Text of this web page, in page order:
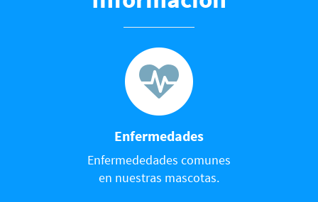
Enfermedades
Enfermededades comunes
en nuestras mascotas.